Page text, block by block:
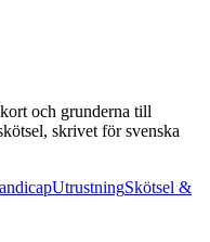
och grunderna till
skrivet för svenska
UtrustningSkötsel &